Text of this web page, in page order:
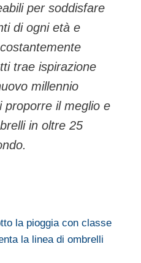
per soddisfare
di ogni età e
trae ispirazione
millennio
proporre il meglio e
in oltre 25
la pioggia con classe
la linea di ombrelli